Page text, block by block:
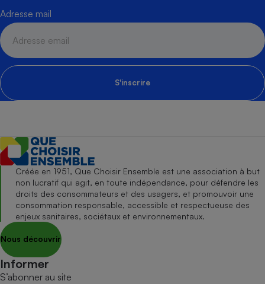
Adresse mail
S'inscrire
Créée en 1951, Que Choisir Ensemble est une association à but
non lucratif qui agit, en toute indépendance, pour défendre les
droits des consommateurs et des usagers, et promouvoir une
consommation responsable, accessible et respectueuse des
enjeux sanitaires, sociétaux et environnementaux.
Nous découvrir
Informer
S’abonner au site